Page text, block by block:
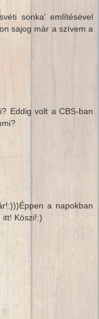
sonka' említésével
sajog már a szívem a
Eddig volt a CBS-ban
a napokban
Köszi!:)